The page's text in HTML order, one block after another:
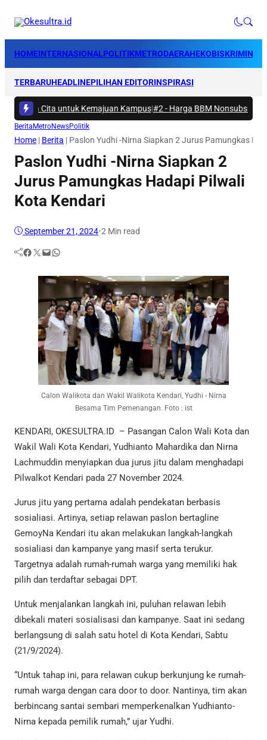
HOMEINTERNASIONALPOLITIKMETRODAERAHEKOBISKRIMINAL
TERBARUHEADLINEPILIHAN EDITORINSPIRASI
Asta Cita untuk Kemajuan Kampus|#2 -Harga BBM Nonsubsidi di
Berita MetroNewsPolitik
Home | Berita | Paslon Yudhi -Nirna Siapkan 2 Jurus Pamungkas
Paslon Yudhi -Nirna Siapkan 2
Jurus Pamungkas Hadapi Pilwali
Kota Kendari
September 21, 2024•2 Min read
Facebook Twitter Mail WhatsApp
Calon Walikota dan Wakil Walikota Kendari, Yudhi - Nirna
Besama Tim Pemenangan. Foto : ist
KENDARI, OKESULTRA.ID – Pasangan Calon Wali Kota dan
Wakil Wali Kota Kendari, Yudhianto Mahardika dan Nirna
Lachmuddin menyiapkan dua jurus jitu dalam menghadapi
Pilwalkot Kendari pada 27 November 2024.
Jurus jitu yang pertama adalah pendekatan berbasis
sosialiasi. Artinya, setiap relawan paslon bertagline
GemoyNa Kendari itu akan melakukan langkah-langkah
sosialiasi dan kampanye yang masif serta terukur.
Targetnya adalah rumah-rumah warga yang memiliki hak
pilih dan terdaftar sebagai DPT.
Untuk menjalankan langkah ini, puluhan relawan lebih
dibekali materi sosialisasi dan kampanye. Saat ini sedang
berlangsung di salah satu hotel di Kota Kendari, Sabtu
(21/9/2024).
“Untuk tahap ini, para relawan cukup berkunjung ke rumah-
rumah warga dengan cara door to door. Nantinya, tim akan
berbincang santai sembari memperkenalkan Yudhianto-
Nirna kepada pemilik rumah,” ujar Yudhi.